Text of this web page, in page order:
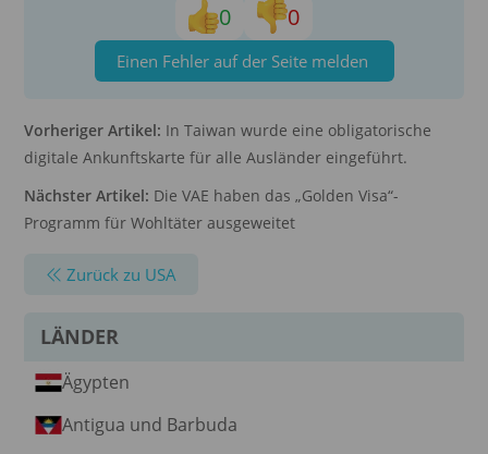
0 0
Einen Fehler auf der Seite melden
Vorheriger Artikel: In Taiwan wurde eine obligatorische
digitale Ankunftskarte für alle Ausländer eingeführt.
Nächster Artikel: Die VAE haben das „Golden Visa“-
Programm für Wohltäter ausgeweitet
Zurück zu USA
LÄNDER
Ägypten
Antigua und Barbuda